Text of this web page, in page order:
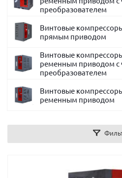
преобразователем
Винтовые
прямым приводом
Винтовые
ременным приводом с
преобразователем
Винтовые
ременным приводом